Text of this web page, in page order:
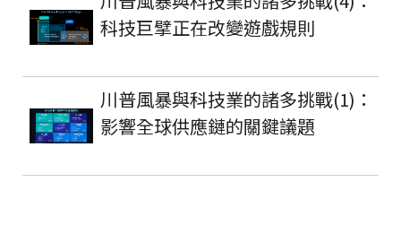
科技巨擘正在改變遊戲規則
川普風暴與科技業的諸多挑戰(1)：
影響全球供應鏈的關鍵議題